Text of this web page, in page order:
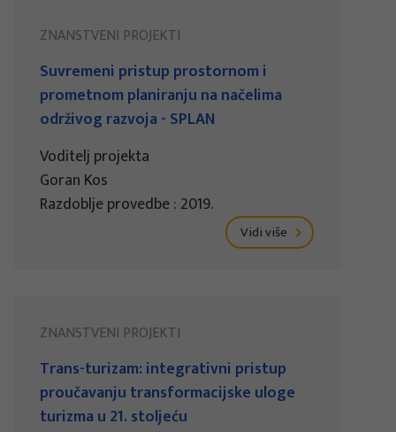
ZNANSTVENI PROJEKTI
Suvremeni pristup prostornom i
prometnom planiranju na načelima
održivog razvoja - SPLAN
Voditelj projekta
Goran Kos
Razdoblje provedbe : 2019.
Vidi više
ZNANSTVENI PROJEKTI
Trans-turizam: integrativni pristup
proučavanju transformacijske uloge
turizma u 21. stoljeću